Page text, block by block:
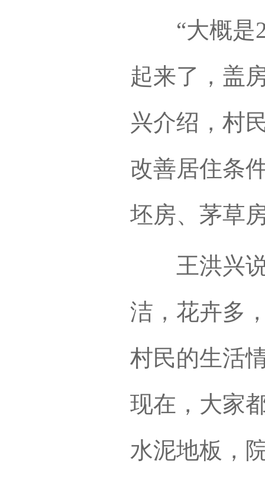
“大概是
起来了，盖
兴介绍，村
改善居住条
坯房、茅草
王洪兴说
洁，花卉多
村民的生活
现在，大家
水泥地板，